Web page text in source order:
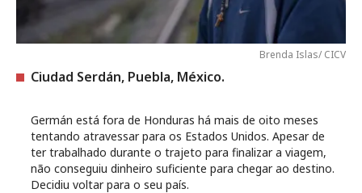
Brenda Islas/ CICV
Ciudad Serdán, Puebla, México.
Germán está fora de Honduras há mais de oito meses
tentando atravessar para os Estados Unidos. Apesar de
ter trabalhado durante o trajeto para finalizar a viagem,
não conseguiu dinheiro suficiente para chegar ao destino.
Decidiu voltar para o seu país.